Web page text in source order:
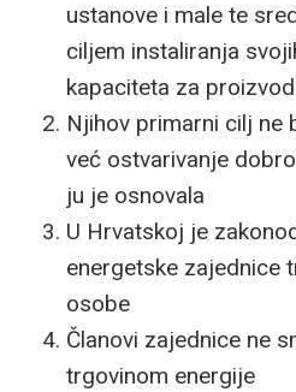
ustanove i male te
ciljem instaliranja
kapaciteta za
Njihov primarni cilj ne
već ostvarivanje
ju je osnovala
U Hrvatskoj je
energetske zajednice
osobe
Članovi zajednice ne
trgovinom energije